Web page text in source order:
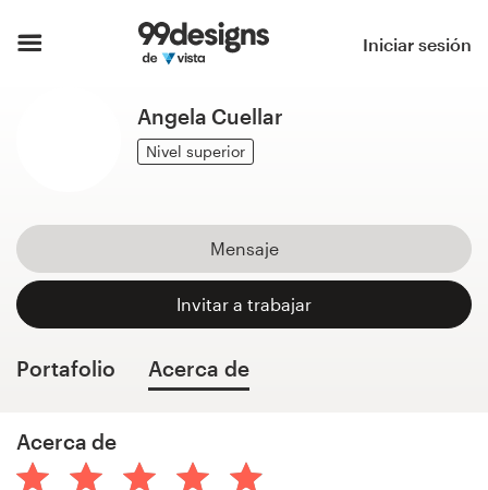
Iniciar sesión
Angela Cuellar
Nivel superior
Mensaje
Invitar a trabajar
Portafolio Acerca de
Acerca de
de
diseño